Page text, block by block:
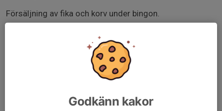
Försäljning av fika och korv under bingon.
Godkänn kakor